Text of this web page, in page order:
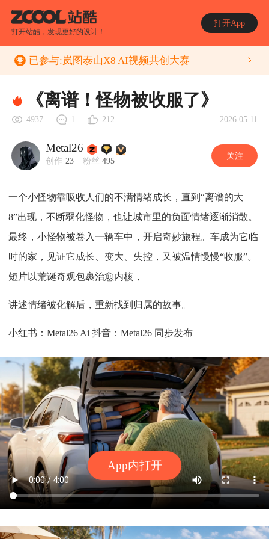
打开站酷，发现更好的设计！
打开App
App内打开
已参与:岚图泰山X8 AI视频共创大赛
《离谱！怪物被收服了》
4937 1 212 2026.05.11
Metal26
创作 23 粉丝 495 关注
一个小怪物靠吸收人们的不满情绪成长，直到“离谱的大
8”出现，不断弱化怪物，也让城市里的负面情绪逐渐消散。
最终，小怪物被卷入一辆车中，开启奇妙旅程。车成为它临
时的家，见证它成长、变大、失控，又被温情慢慢“收服”。
短片以荒诞奇观包裹治愈内核，
讲述情绪被化解后，重新找到归属的故事。
小红书：Metal26 Ai 抖音：Metal26 同步发布